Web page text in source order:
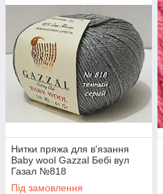
Нитки пряжа для в'язання
Baby wool Gazzal Бебі вул
Газал №818
Під замовлення